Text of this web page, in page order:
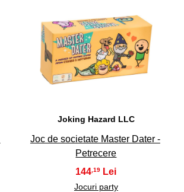
30
Joking Hazard LLC
Joc de societate Master Dater -
Petrecere
144,19
Jocuri party